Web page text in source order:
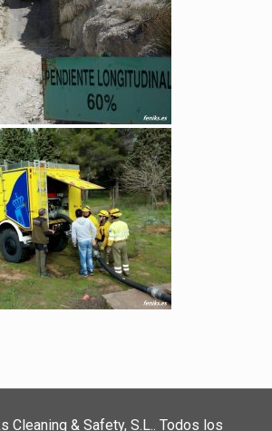
Cleaning & Safety, S.L.. Todos los